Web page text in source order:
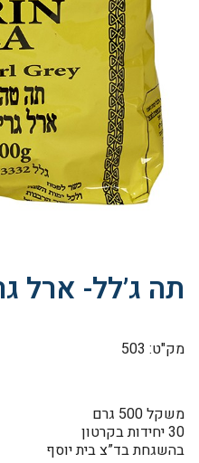
תה ג’לל- ארל
מק"ט: 503
משקל 500 גרם
30 יחידות בקרטון
בהשגחת בד”צ בית יוסף